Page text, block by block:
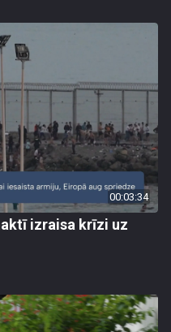
00:03:34
izraisa krīzi uz